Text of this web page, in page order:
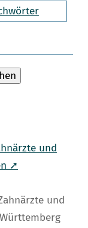
und
➚
und